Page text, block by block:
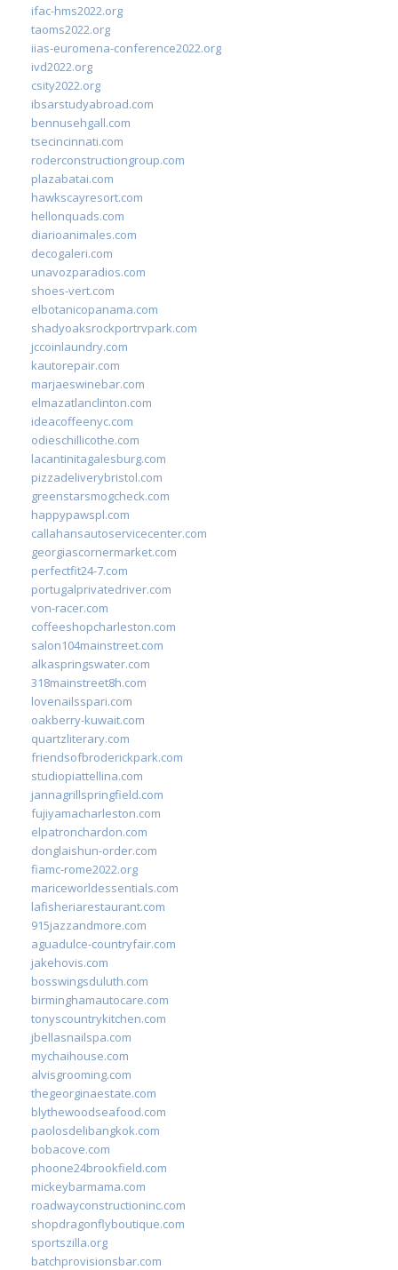
ifac-hms2022.org
taoms2022.org
iias-euromena-conference2022.org
ivd2022.org
csity2022.org
ibsarstudyabroad.com
bennusehgall.com
tsecincinnati.com
roderconstructiongroup.com
plazabatai.com
hawkscayresort.com
hellonquads.com
diarioanimales.com
decogaleri.com
unavozparadios.com
shoes-vert.com
elbotanicopanama.com
shadyoaksrockportrvpark.com
jccoinlaundry.com
kautorepair.com
marjaeswinebar.com
elmazatlanclinton.com
ideacoffeenyc.com
odieschillicothe.com
lacantinitagalesburg.com
pizzadeliverybristol.com
greenstarsmogcheck.com
happypawspl.com
callahansautoservicecenter.com
georgiascornermarket.com
perfectfit24-7.com
portugalprivatedriver.com
von-racer.com
coffeeshopcharleston.com
salon104mainstreet.com
alkaspringswater.com
318mainstreet8h.com
lovenailsspari.com
oakberry-kuwait.com
quartzliterary.com
friendsofbroderickpark.com
studiopiattellina.com
jannagrillspringfield.com
fujiyamacharleston.com
elpatronchardon.com
donglaishun-order.com
fiamc-rome2022.org
mariceworldessentials.com
lafisheriarestaurant.com
915jazzandmore.com
aguadulce-countryfair.com
jakehovis.com
bosswingsduluth.com
birminghamautocare.com
tonyscountrykitchen.com
jbellasnailspa.com
mychaihouse.com
alvisgrooming.com
thegeorginaestate.com
blythewoodseafood.com
paolosdelibangkok.com
bobacove.com
phoone24brookfield.com
mickeybarmama.com
roadwayconstructioninc.com
shopdragonflyboutique.com
sportszilla.org
batchprovisionsbar.com